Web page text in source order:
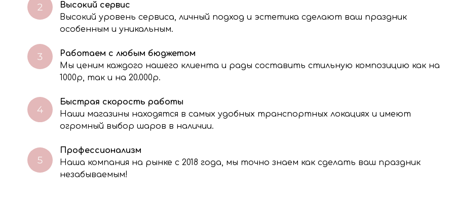
электронную форму, Вы даете согласие на обработку, сбор, хранение и передачу
Вами информации на условиях Политики обработки персональных данных.
Высокий сервис
Высокий уровень сервиса, личный подход и эстетика сделают ваш праздник
особенным и уникальным.
Работаем с любым бюджетом
Мы ценим каждого нашего клиента и рады составить стильную композицию как на
1000р, так и на 20.000р.
Быстрая скорость работы
Наши магазины находятся в самых удобных транспортных локациях и имеют
огромный выбор шаров в наличии.
Профессионализм
Наша компания на рынке с 2018 года, мы точно знаем как сделать ваш праздник
незабываемым!